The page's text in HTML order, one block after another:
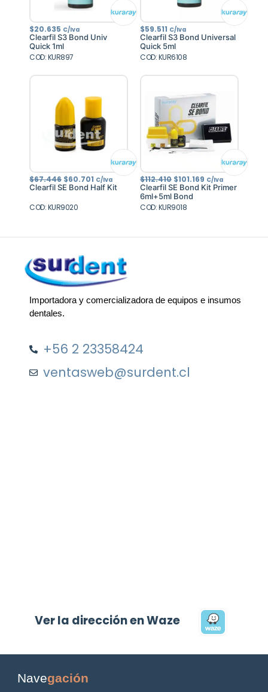
$20.635 C/Iva
Clearfil S3 Bond Univ
Quick 1ml
COD: KUR897
$59.511 C/Iva
Clearfil S3 Bond Universal
Quick 5ml
COD: KUR6108
$67.446 El
precio
original
$67.446.
$60.701 El
precio
actual
C/Iva
Clearfil SE Bond Half Kit
COD: KUR9020
$112.410 El
precio
original
era:
$112.410.
$101.169 El
precio
actual
C/Iva
Clearfil SE Bond Kit Primer
6ml+5ml Bond
COD: KUR9018
Importadora y comercializadora de equipos e insumos
dentales.
+56 2 23358424
ventasweb@surdent.cl
Ver la dirección en Waze
Navegación